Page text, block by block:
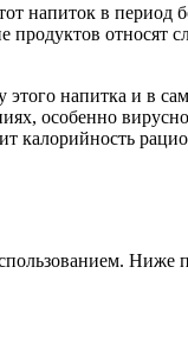
напиток в период
относят
напитка и в
особенно
калорийность
Ниже